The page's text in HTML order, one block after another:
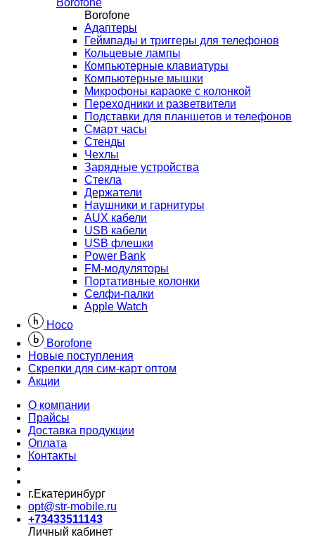
Borofone
Borofone
Адаптеры
Геймпады и триггеры для телефонов
Кольцевые лампы
Компьютерные клавиатуры
Компьютерные мышки
Микрофоны караоке с колонкой
Переходники и разветвители
Подставки для планшетов и телефонов
Смарт часы
Стенды
Чехлы
Зарядные устройства
Стекла
Держатели
Наушники и гарнитуры
AUX кабели
USB кабели
USB флешки
Power Bank
FM-модуляторы
Портативные колонки
Селфи-палки
Apple Watch
Hoco
Borofone
Новые поступления
Скрепки для сим-карт оптом
Акции
О компании
Прайсы
Доставка продукции
Оплата
Контакты
г.Екатеринбург
opt@str-mobile.ru
+73433511143
Личный кабинет